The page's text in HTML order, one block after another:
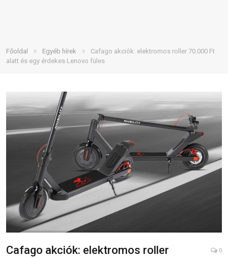
Főoldal » Egyéb hírek »
Cafago akciók: elektromos roller 70.000 Ft
alatt és egy érdekes Lenovo füles
Cafago akciók: elektromos roller
0